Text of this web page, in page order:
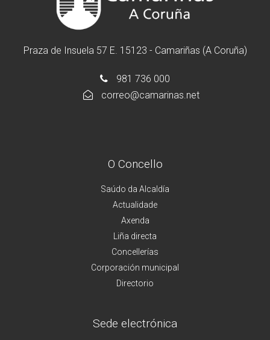
Praza de Insuela 57 E. 15123 - Camariñas (A Coruña)
981 736 000
correo@camarinas.net
O Concello
Saúdo da Alcaldía
Actualidade
Axenda
Liña directa
Concellerías
Corporación municipal
Directorio
Sede electrónica